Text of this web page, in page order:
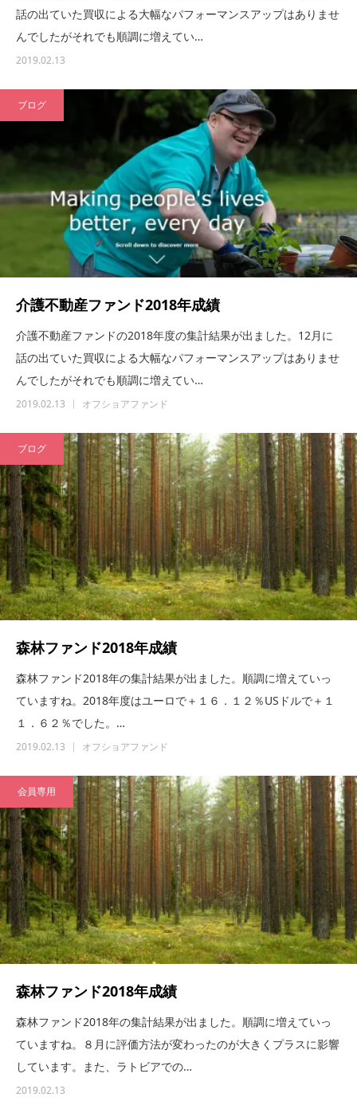
話の出ていた買収による大幅なパフォーマンスアップはありませ
んでしたがそれでも順調に増えてい…
2019.02.13
ブログ
介護不動産ファンド2018年成績
介護不動産ファンドの2018年度の集計結果が出ました。12月に
話の出ていた買収による大幅なパフォーマンスアップはありませ
んでしたがそれでも順調に増えてい…
2019.02.13 オフショアファンド
ブログ
森林ファンド2018年成績
森林ファンド2018年の集計結果が出ました。順調に増えていっ
ていますね。2018年度はユーロで＋１６．１２％USドルで＋１
１．６２％でした。…
2019.02.13 オフショアファンド
会員専用
森林ファンド2018年成績
森林ファンド2018年の集計結果が出ました。順調に増えていっ
ていますね。８月に評価方法が変わったのが大きくプラスに影響
しています。また、ラトビアでの…
2019.02.13